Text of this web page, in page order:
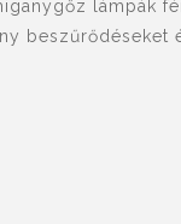
lámpák
beszűrődéseket